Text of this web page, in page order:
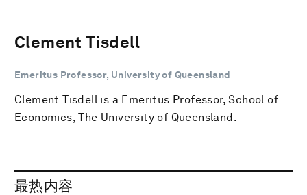
Clement Tisdell
Emeritus Professor, University of Queensland
Clement Tisdell is a Emeritus Professor, School of
Economics, The University of Queensland.
最热内容